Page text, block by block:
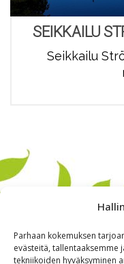
Parhaan kokemuksen
evästeitä, tallentaaksemme
tekniikoiden hyväksyminen
SEIKKAILU
Seikkailu